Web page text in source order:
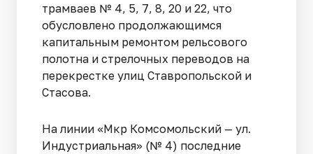
трамваев № 4, 5, 7, 8, 20 и 22, что
обусловлено продолжающимся
капитальным ремонтом рельсового
полотна и стрелочных переводов на
перекрестке улиц Ставропольской и
Стасова.
На линии «Мкр Комсомольский — ул.
Индустриальная» (№ 4) последние